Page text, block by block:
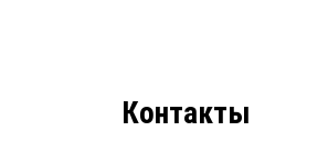
Контакты